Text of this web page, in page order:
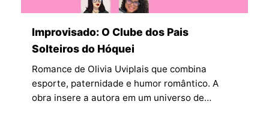
Improvisado: O Clube dos Pais
Solteiros do Hóquei
Romance de Olivia Uviplais que combina
esporte, paternidade e humor romântico. A
obra insere a autora em um universo de